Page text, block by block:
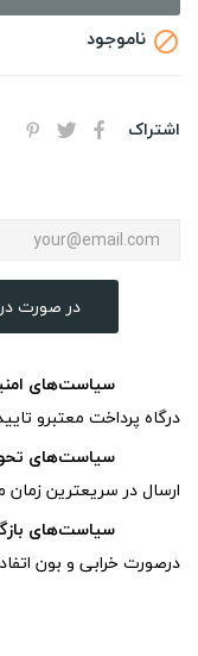
 ناموجود
اشتراک
در صورت
سیاست‌های
درگاه پرداخت معتبرو
سیاست‌های
ارسال در سریعترین
سیاست‌های
درصورت خرابی و بون